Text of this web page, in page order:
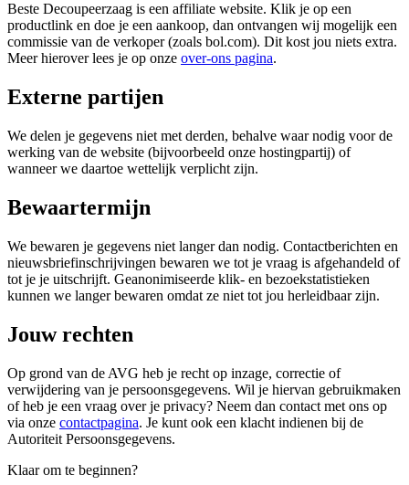
Beste Decoupeerzaag is een affiliate website. Klik je op een
productlink en doe je een aankoop, dan ontvangen wij mogelijk een
commissie van de verkoper (zoals bol.com). Dit kost jou niets extra.
Meer hierover lees je op onze over-ons pagina.
Externe partijen
We delen je gegevens niet met derden, behalve waar nodig voor de
werking van de website (bijvoorbeeld onze hostingpartij) of
wanneer we daartoe wettelijk verplicht zijn.
Bewaartermijn
We bewaren je gegevens niet langer dan nodig. Contactberichten en
nieuwsbriefinschrijvingen bewaren we tot je vraag is afgehandeld of
tot je je uitschrijft. Geanonimiseerde klik- en bezoekstatistieken
kunnen we langer bewaren omdat ze niet tot jou herleidbaar zijn.
Jouw rechten
Op grond van de AVG heb je recht op inzage, correctie of
verwijdering van je persoonsgegevens. Wil je hiervan gebruikmaken
of heb je een vraag over je privacy? Neem dan contact met ons op
via onze contactpagina. Je kunt ook een klacht indienen bij de
Autoriteit Persoonsgegevens.
Klaar om te beginnen?